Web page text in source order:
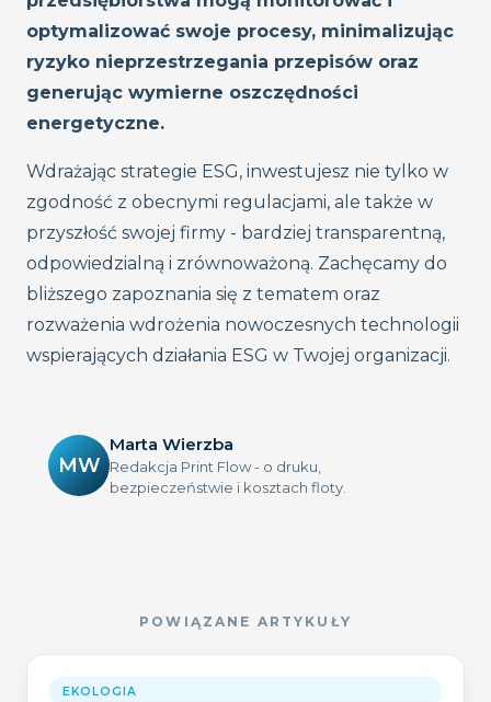
optymalizować swoje procesy, minimalizując
ryzyko nieprzestrzegania przepisów oraz
generując wymierne oszczędności
energetyczne.
Wdrażając strategie ESG, inwestujesz nie tylko w
zgodność z obecnymi regulacjami, ale także w
przyszłość swojej firmy - bardziej transparentną,
odpowiedzialną i zrównoważoną. Zachęcamy do
bliższego zapoznania się z tematem oraz
rozważenia wdrożenia nowoczesnych technologii
wspierających działania ESG w Twojej organizacji.
MW
Marta Wierzba
Redakcja Print Flow - o druku,
bezpieczeństwie i kosztach floty.
POWIĄZANE ARTYKUŁY
EKOLOGIA